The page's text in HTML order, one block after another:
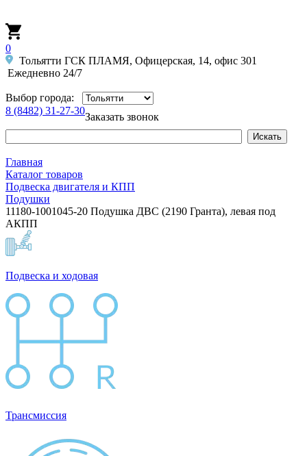
0
Тольятти ГСК ПЛАМЯ, Офицерская, 14, офис 301
Ежедневно 24/7
Выбор города:
8 (8482) 31-27-30
Заказать звонок
Главная
Каталог товаров
Подвеска двигателя и КПП
Подушки
11180-1001045-20 Подушка ДВС (2190 Гранта), левая под
АКПП
Подвеска и ходовая
Трансмиссия